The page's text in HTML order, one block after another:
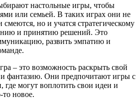
настольные игры, чтобы
или семьей. В таких играх они не
смеются, но и учатся стратегическому
и принятию решений. Это
развить эмпатию и
– это возможность раскрыть свой
и фантазию. Они предпочитают игры с
могут воплотить свои идеи и
то новое.